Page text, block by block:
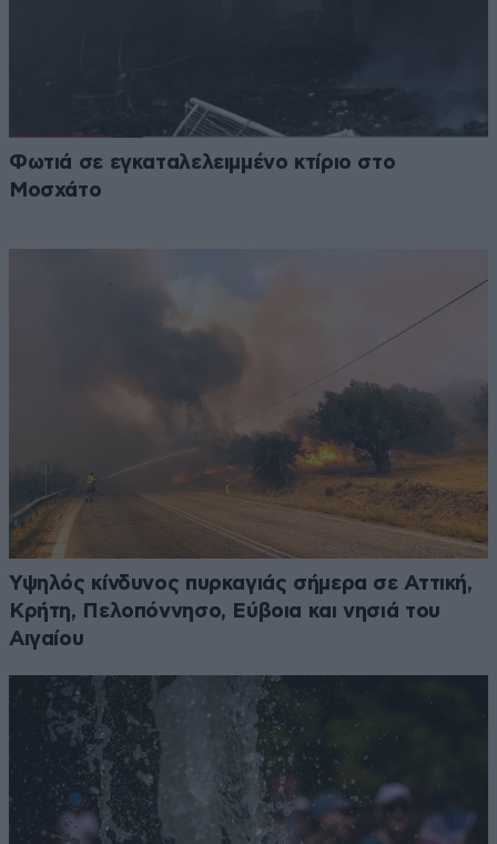
Φωτιά σε εγκαταλελειμμένο κτίριο στο
Μοσχάτο
Υψηλός κίνδυνος πυρκαγιάς σήμερα σε Αττική,
Κρήτη, Πελοπόννησο, Εύβοια και νησιά του
Αιγαίου